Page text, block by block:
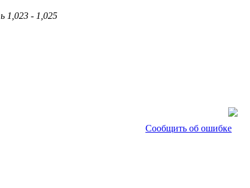
1,023 - 1,025
Сообщить об ошибке